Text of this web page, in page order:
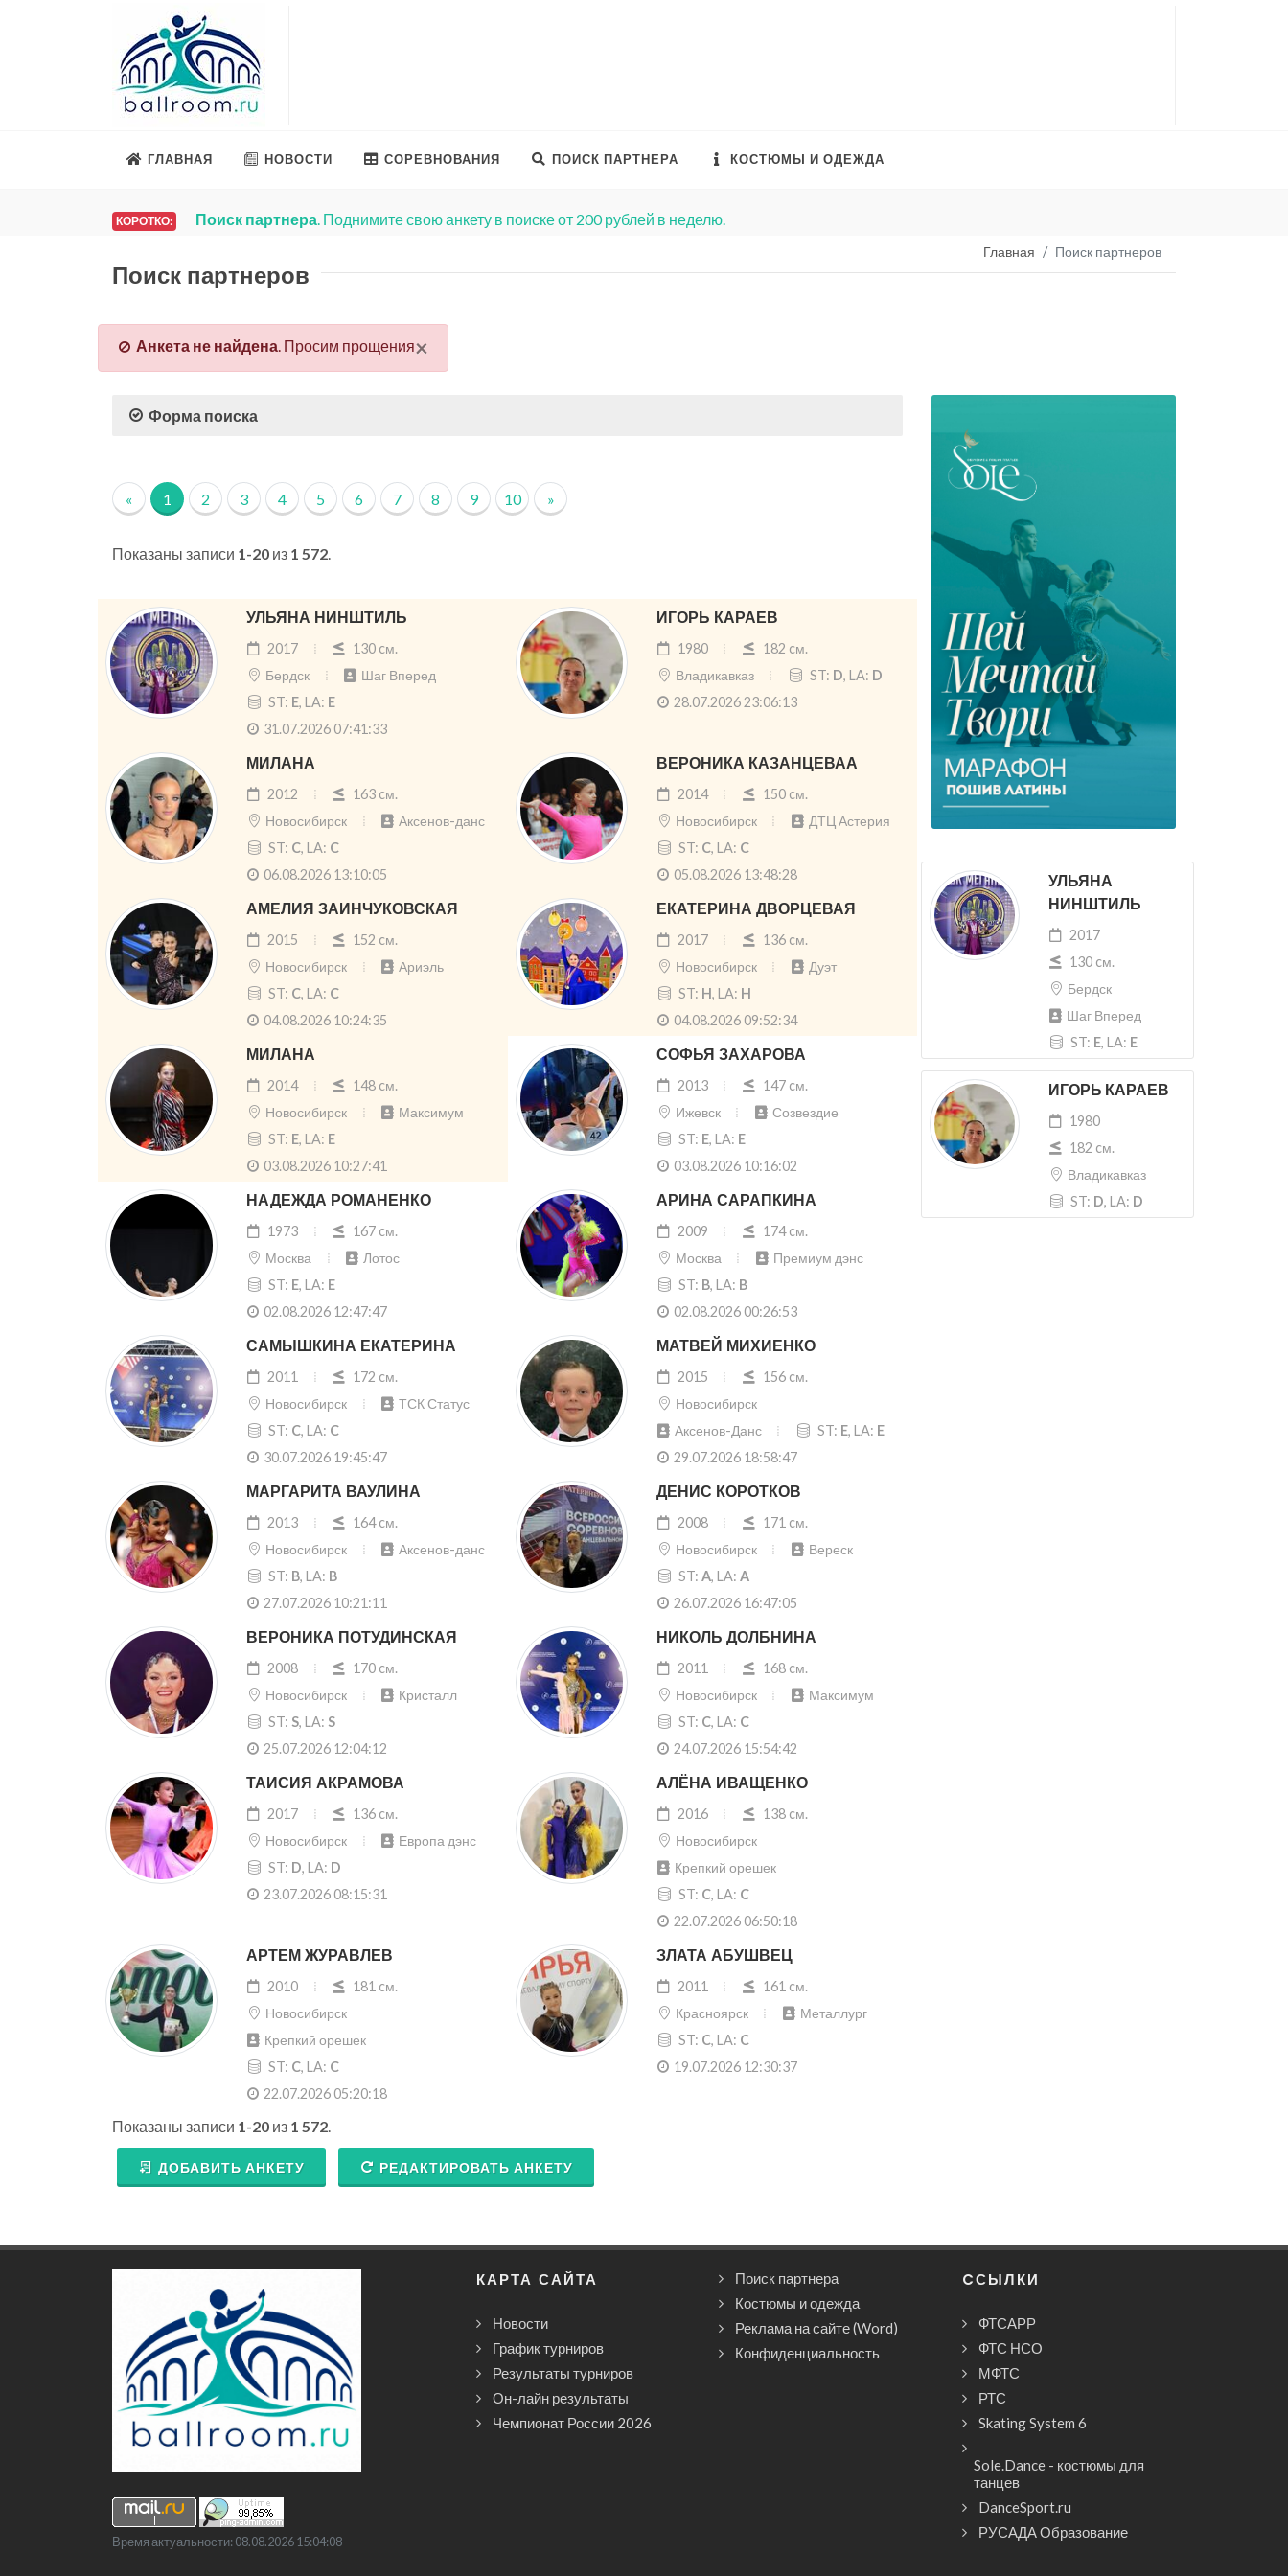
ГЛАВНАЯ НОВОСТИ СОРЕВНОВАНИЯ ПОИСК ПАРТНЕРА КОСТЮМЫ И ОДЕЖДА
КОРОТКО: Поиск партнера. Поднимите свою анкету в поиске от 200 рублей в неделю.
Главная Поиск партнеров
Поиск партнеров
×
Анкета не найдена. Просим прощения
УЛЬЯНА
НИНШТИЛЬ
2017
130 cм.
Бердск
Шаг Вперед
ST: E, LA: E
ИГОРЬ КАРАЕВ
1980
182 cм.
Владикавказ
ST: D, LA: D
Форма поиска
« 1 2 3 4 5 6 7 8 9 10 »
Показаны записи 1-20 из 1 572.
УЛЬЯНА НИНШТИЛЬ
2017
130 cм.
Бердск
Шаг Вперед
ST: E, LA: E
31.07.2026 07:41:33
ИГОРЬ КАРАЕВ
1980
182 cм.
Владикавказ
ST: D, LA: D
28.07.2026 23:06:13
МИЛАНА
2012
163 cм.
Новосибирск
Аксенов-данс
ST: C, LA: C
06.08.2026 13:10:05
ВЕРОНИКА КАЗАНЦЕВАА
2014
150 cм.
Новосибирск
ДТЦ Астерия
ST: C, LA: C
05.08.2026 13:48:28
АМЕЛИЯ ЗАИНЧУКОВСКАЯ
2015
152 cм.
Новосибирск
Ариэль
ST: C, LA: C
04.08.2026 10:24:35
ЕКАТЕРИНА ДВОРЦЕВАЯ
2017
136 cм.
Новосибирск
Дуэт
ST: H, LA: H
04.08.2026 09:52:34
МИЛАНА
2014
148 cм.
Новосибирск
Максимум
ST: E, LA: E
03.08.2026 10:27:41
СОФЬЯ ЗАХАРОВА
2013
147 cм.
Ижевск
Созвездие
ST: E, LA: E
03.08.2026 10:16:02
НАДЕЖДА РОМАНЕНКО
1973
167 cм.
Москва
Лотос
ST: E, LA: E
02.08.2026 12:47:47
АРИНА САРАПКИНА
2009
174 cм.
Москва
Премиум дэнс
ST: B, LA: B
02.08.2026 00:26:53
САМЫШКИНА ЕКАТЕРИНА
2011
172 cм.
Новосибирск
ТСК Статус
ST: C, LA: C
30.07.2026 19:45:47
МАТВЕЙ МИХИЕНКО
2015
156 cм.
Новосибирск
Аксенов-Данс
ST: E, LA: E
29.07.2026 18:58:47
МАРГАРИТА ВАУЛИНА
2013
164 cм.
Новосибирск
Аксенов-данс
ST: B, LA: B
27.07.2026 10:21:11
ДЕНИС КОРОТКОВ
2008
171 cм.
Новосибирск
Вереск
ST: A, LA: A
26.07.2026 16:47:05
ВЕРОНИКА ПОТУДИНСКАЯ
2008
170 cм.
Новосибирск
Кристалл
ST: S, LA: S
25.07.2026 12:04:12
НИКОЛЬ ДОЛБНИНА
2011
168 cм.
Новосибирск
Максимум
ST: C, LA: C
24.07.2026 15:54:42
ТАИСИЯ АКРАМОВА
2017
136 cм.
Новосибирск
Европа дэнс
ST: D, LA: D
23.07.2026 08:15:31
АЛЁНА ИВАЩЕНКО
2016
138 cм.
Новосибирск
Крепкий орешек
ST: C, LA: C
22.07.2026 06:50:18
АРТЕМ ЖУРАВЛЕВ
2010
181 cм.
Новосибирск
Крепкий орешек
ST: C, LA: C
22.07.2026 05:20:18
ЗЛАТА АБУШВЕЦ
2011
161 cм.
Красноярск
Металлург
ST: C, LA: C
19.07.2026 12:30:37
Показаны записи 1-20 из 1 572.
ДОБАВИТЬ АНКЕТУ РЕДАКТИРОВАТЬ АНКЕТУ
Время актуальности: 08.08.2026 15:04:08
КАРТА САЙТА
Новости
График турниров
Результаты турниров
Он-лайн результаты
Чемпионат России 2026
Поиск партнера
Костюмы и одежда
Реклама на сайте (Word)
Конфиденциальность
CСЫЛКИ
ФТСАРР
ФТС НСО
МФТС
РТС
Skating System 6
Sole.Dance - костюмы для
танцев
DanceSport.ru
РУСАДА Образование